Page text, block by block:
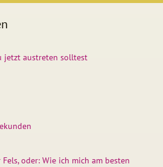
jetzt austreten solltest
oder: Wie ich mich am besten